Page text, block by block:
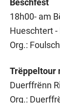
Bëschfest
18h00- am
Hueschtert
Org.:
Trëppeltour
Duerffrënn
Org.: